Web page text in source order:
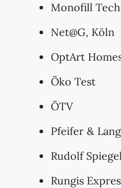
Monofill
Net@G, Köln
OptArt
Öko Test
ÖTV
Pfeifer &
Rudolf
Rungis